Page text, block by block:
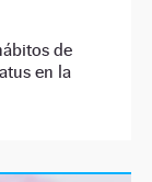
de
en la